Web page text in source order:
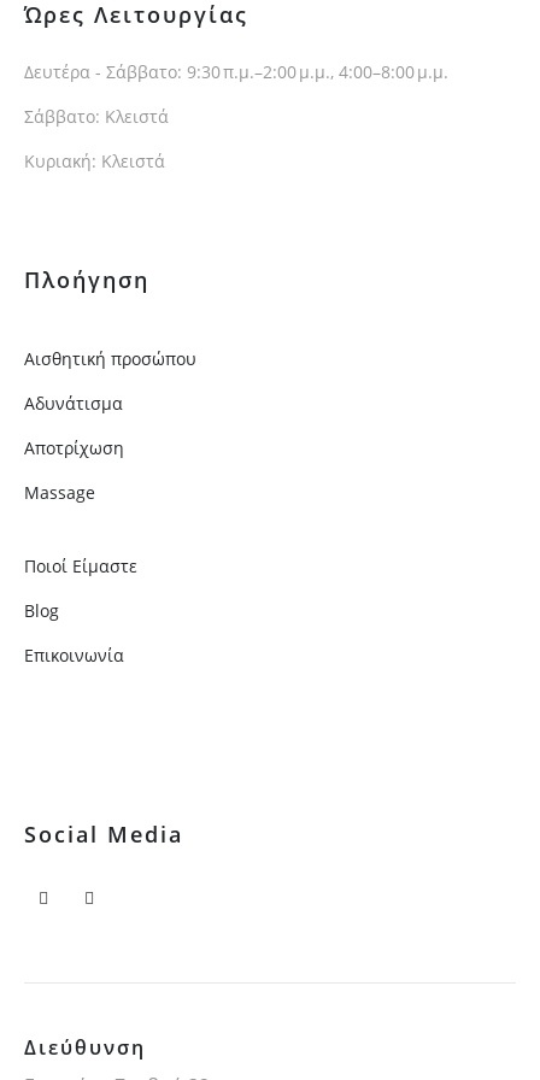
Ώρες Λειτουργίας
Δευτέρα - Σάββατο: 9:30 π.μ.–2:00 μ.μ., 4:00–8:00 μ.μ.
Σάββατο: Κλειστά
Κυριακή: Κλειστά
Πλοήγηση
Αισθητική προσώπου
Αδυνάτισμα
Αποτρίχωση
Massage
Ποιοί Είμαστε
Blog
Επικοινωνία
Social Media
Διεύθυνση